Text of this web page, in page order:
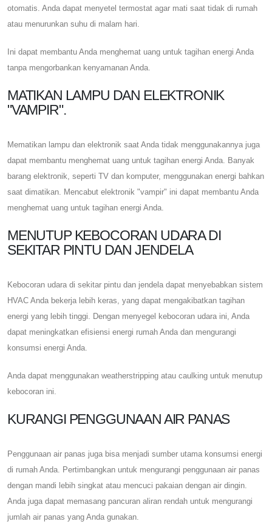
otomatis. Anda dapat menyetel termostat agar mati saat tidak di rumah
atau menurunkan suhu di malam hari.
Ini dapat membantu Anda menghemat uang untuk tagihan energi Anda
tanpa mengorbankan kenyamanan Anda.
MATIKAN LAMPU DAN ELEKTRONIK
"VAMPIR".
Mematikan lampu dan elektronik saat Anda tidak menggunakannya juga
dapat membantu menghemat uang untuk tagihan energi Anda. Banyak
barang elektronik, seperti TV dan komputer, menggunakan energi bahkan
saat dimatikan. Mencabut elektronik "vampir" ini dapat membantu Anda
menghemat uang untuk tagihan energi Anda.
MENUTUP KEBOCORAN UDARA DI
SEKITAR PINTU DAN JENDELA
Kebocoran udara di sekitar pintu dan jendela dapat menyebabkan sistem
HVAC Anda bekerja lebih keras, yang dapat mengakibatkan tagihan
energi yang lebih tinggi. Dengan menyegel kebocoran udara ini, Anda
dapat meningkatkan efisiensi energi rumah Anda dan mengurangi
konsumsi energi Anda.
Anda dapat menggunakan weatherstripping atau caulking untuk menutup
kebocoran ini.
KURANGI PENGGUNAAN AIR PANAS
Penggunaan air panas juga bisa menjadi sumber utama konsumsi energi
di rumah Anda. Pertimbangkan untuk mengurangi penggunaan air panas
dengan mandi lebih singkat atau mencuci pakaian dengan air dingin.
Anda juga dapat memasang pancuran aliran rendah untuk mengurangi
jumlah air panas yang Anda gunakan.